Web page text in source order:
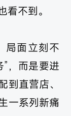
不到。
局面立刻不
，而是要进
到直营店、
一系列新痛